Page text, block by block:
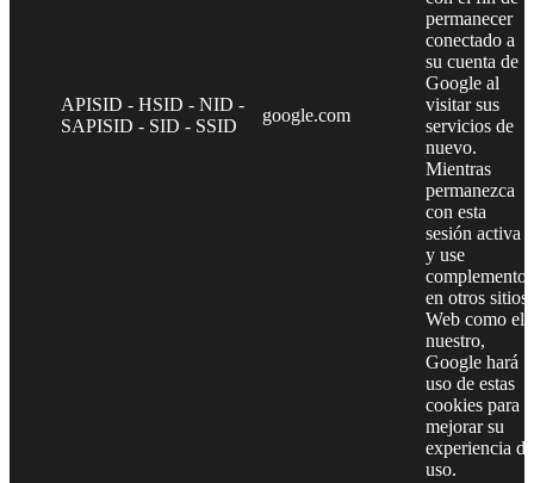
APISID - HSID - NID -
SAPISID - SID - SSID
google.com
permanecer
conectado a
su cuenta de
Google al
visitar sus
servicios de
nuevo.
Mientras
permanezca
con esta
sesión activa
y use
complementos
en otros sitios
Web como el
nuestro,
Google hará
uso de estas
cookies para
mejorar su
experiencia de
uso.